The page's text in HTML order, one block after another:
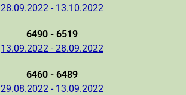
28.09.2022 - 13.10.2022
6490 - 6519
13.09.2022 - 28.09.2022
6460 - 6489
29.08.2022 - 13.09.2022